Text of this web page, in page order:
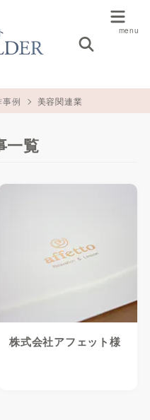
例 美容関連業
一覧
株式会社アフェット様